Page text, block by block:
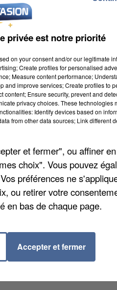
privée est notre priorité
on your consent and/or our legitimate
Create profiles for personalised
Measure content performance;
and improve services; Create profiles to
Ensure security, prevent and
privacy choices. These technologies
Identify devices based on
from other data sources; Link different
et fermer", ou affiner
choix". Vous pouvez
préférences ne
ou retirer votre
en bas de chaque page.
Accepter et fermer